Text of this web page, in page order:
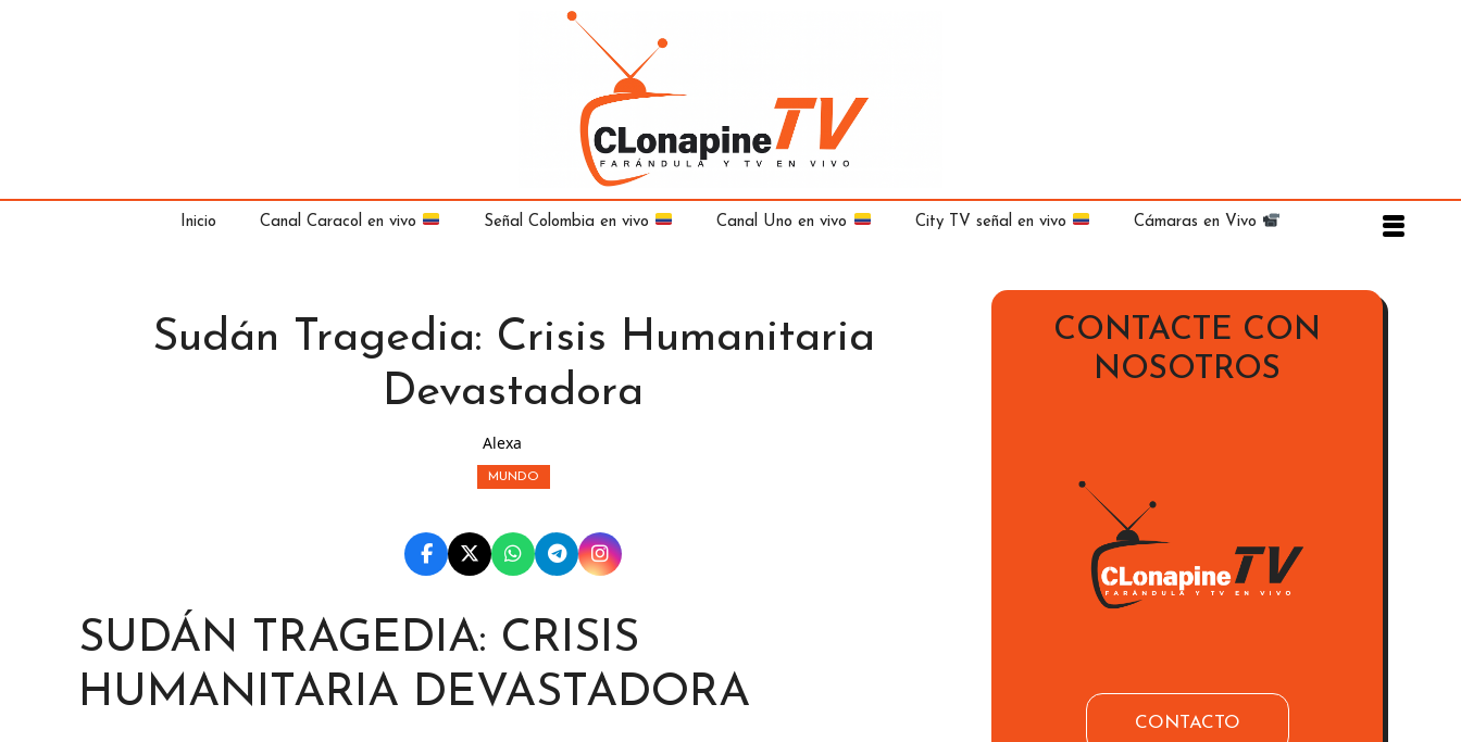
Inicio Canal Caracol en vivo Señal Colombia en vivo Canal Uno en vivo City TV señal en vivo Cámaras en Vivo
Sudán Tragedia: Crisis Humanitaria
Devastadora
Alexa
MUNDO
SUDÁN TRAGEDIA: CRISIS
HUMANITARIA DEVASTADORA
CONTACTE CON
NOSOTROS
CONTACTO